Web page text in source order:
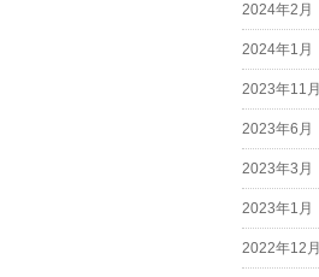
2024年2月
2024年1月
2023年11月
2023年6月
2023年3月
2023年1月
2022年12月